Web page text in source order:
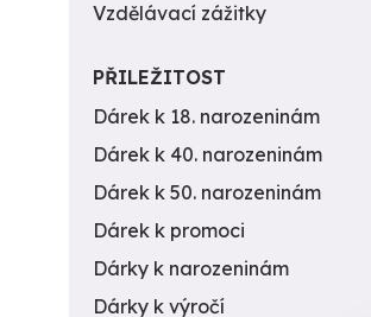
Vzdělávací zážitky
PŘILEŽITOST
Dárek k 18. narozeninám
Dárek k 40. narozeninám
Dárek k 50. narozeninám
Dárek k promoci
Dárky k narozeninám
Dárky k výročí